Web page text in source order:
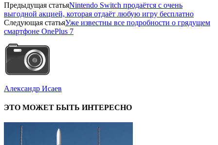
Предыдущая статьяNintendo Switch продаётся с очень
выгодной акцией, которая отдаёт любую игру бесплатно
Следующая статьяУже известны все подробности о грядущем
смартфоне OnePlus 7
Александр Исаев
ЭТО МОЖЕТ БЫТЬ ИНТЕРЕСНО